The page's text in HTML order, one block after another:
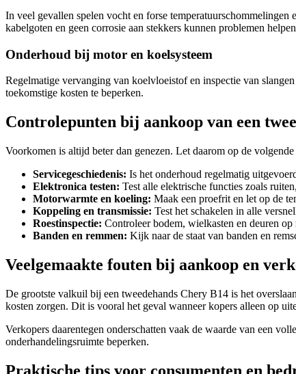
In veel gevallen spelen vocht en forse
kabelgoten en geen corrosie aan stekkers kunnen problemen
Onderhoud bij motor en koelsysteem
Regelmatige vervanging van koelvloeistof en inspectie van
toekomstige kosten te beperken.
Controlepunten bij aankoop van een
Voorkomen is altijd beter dan genezen. Let daarom op de
Servicegeschiedenis: Is het onderhoud regelmatig
Elektronica testen: Test alle elektrische functies zoals
Motorwarmte en koeling: Maak een proefrit en let op de
Koppeling en transmissie: Test het schakelen in alle
Roestinspectie: Controleer bodem, wielkasten en deuren
Banden en remmen: Kijk naar de staat van banden en
Veelgemaakte fouten bij aankoop en
De grootste valkuil bij een tweedehands Chery B14 is het
kosten zorgen. Dit is vooral het geval wanneer kopers alleen op
Verkopers daarentegen onderschatten vaak de waarde van een
onderhandelingsruimte beperken.